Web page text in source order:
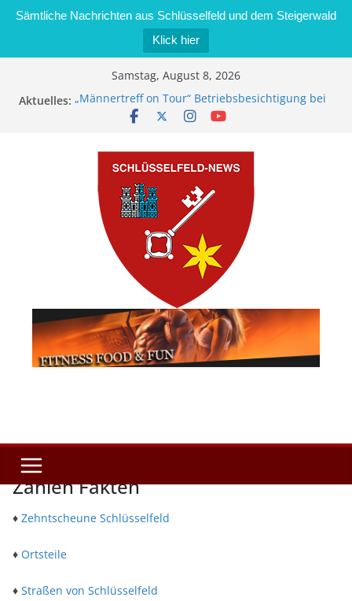
Sämtliche Nachrichten aus Schlüsselfeld und dem Steigerwald
Klick hier
Samstag, August 8, 2026
Aktuelles: „Männertreff on Tour“ Betriebsbesichtigung bei
der Schreinerei Zimmermann GmbH
Kontrolle
Kindergartenplätze an
Dieseldiebstahl im Wert von 600 Euro
Zahlen Fakten
♦ Zehntscheune Schlüsselfeld
♦ Ortsteile
♦ Straßen von Schlüsselfeld